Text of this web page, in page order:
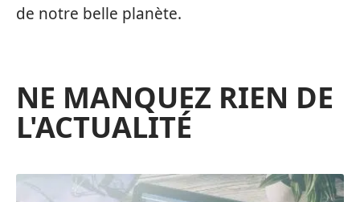
de notre belle planète.
NE MANQUEZ RIEN DE
L'ACTUALITÉ